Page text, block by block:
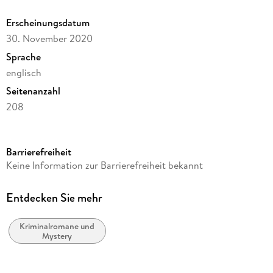
Erscheinungsdatum
30. November 2020
Sprache
englisch
Seitenanzahl
208
Autor/Autorin
Verlag/Hersteller
Produktart
kartoniert
Barrierefreiheit
Keine Information zur Barrierefreiheit bekannt
Entdecken Sie mehr
Kriminalromane und
Mystery